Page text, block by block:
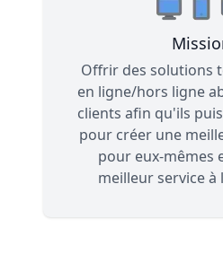
Mission Verts247
Offrir des solutions
en ligne/hors ligne
clients afin qu'ils
pour créer une
pour eux-mêmes
meilleur service à